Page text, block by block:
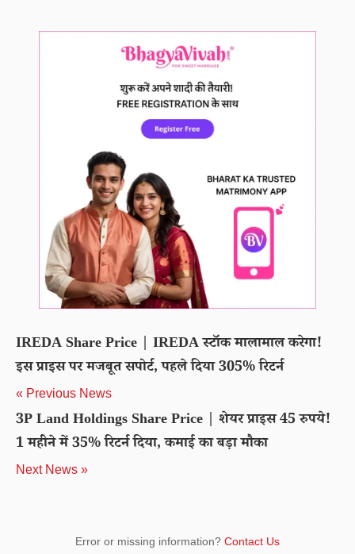
IREDA Share Price | IREDA स्टॉक मालामाल करेगा!
इस प्राइस पर मजबूत सपोर्ट, पहले दिया 305% रिटर्न
« Previous News
3P Land Holdings Share Price | शेयर प्राइस 45 रुपये!
1 महीने में 35% रिटर्न दिया, कमाई का बड़ा मौका
Next News »
Error or missing information? Contact Us